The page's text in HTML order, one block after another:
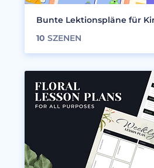
Bunte Lektionspläne für
10 SZENEN